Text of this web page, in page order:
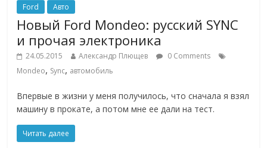
Ford Авто
Новый Ford Mondeo: русский SYNC
и прочая электроника
24.05.2015 Александр Плющев
0 Comments
Mondeo, Sync, автомобиль
Впервые в жизни у меня получилось, что сначала я взял
машину в прокате, а потом мне ее дали на тест.
Читать далее